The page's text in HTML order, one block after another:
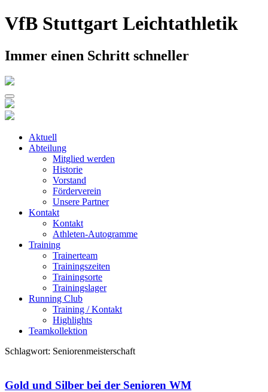
Skip
to
VfB Stuttgart Leichtathletik
Immer einen Schritt schneller
Aktuell
Abteilung
Mitglied werden
Historie
Vorstand
Förderverein
Unsere Partner
Kontakt
Kontakt
Athleten-Autogramme
Training
Trainerteam
Trainingszeiten
Trainingsorte
Trainingslager
Running Club
Training / Kontakt
Highlights
Teamkollektion
Schlagwort: Seniorenmeisterschaft
Gold und Silber bei der Senioren WM